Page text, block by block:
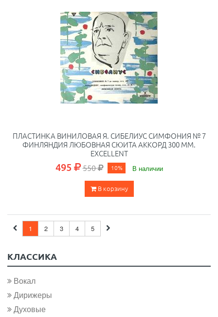
ПЛАСТИНКА ВИНИЛОВАЯ Я. СИБЕЛИУС СИМФОНИЯ № 7
ФИНЛЯНДИЯ ЛЮБОВНАЯ СЮИТА АККОРД 300 ММ.
EXCELLENT
495 550 10% В наличии
В корзину
1 2 3 4 5
КЛАССИКА
Вокал
Дирижеры
Духовые